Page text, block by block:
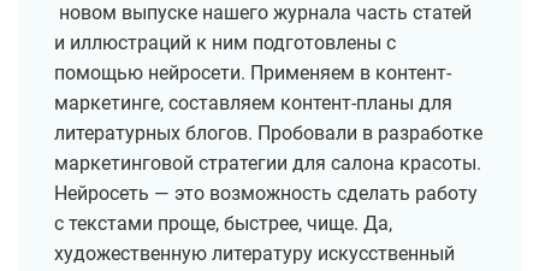
новом выпуске нашего журнала часть статей
и иллюстраций к ним подготовлены с
помощью нейросети. Применяем в контент-
маркетинге, составляем контент-планы для
литературных блогов. Пробовали в разработке
маркетинговой стратегии для салона красоты.
Нейросеть — это возможность сделать работу
с текстами проще, быстрее, чище. Да,
художественную литературу искусственный